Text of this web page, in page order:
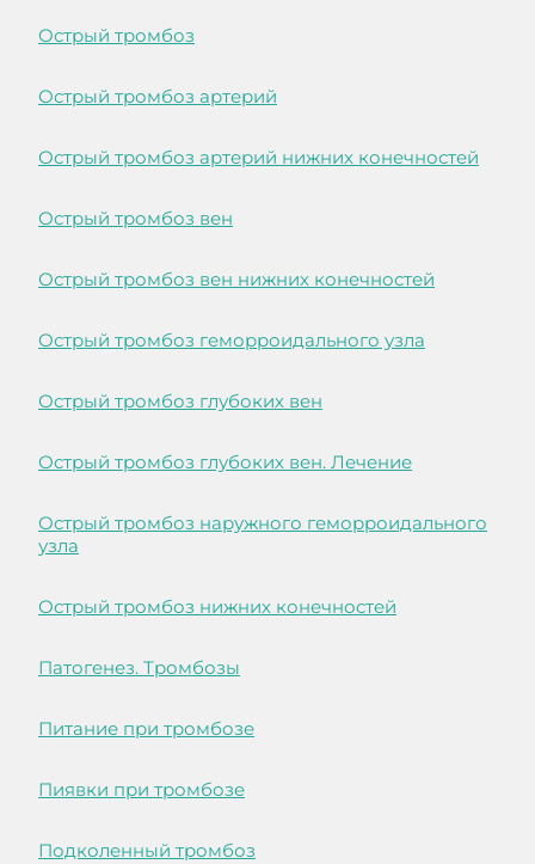
Острый тромбоз
Острый тромбоз артерий
Острый тромбоз артерий нижних конечностей
Острый тромбоз вен
Острый тромбоз вен нижних конечностей
Острый тромбоз геморроидального узла
Острый тромбоз глубоких вен
Острый тромбоз глубоких вен. Лечение
Острый тромбоз наружного геморроидального
узла
Острый тромбоз нижних конечностей
Патогенез. Тромбозы
Питание при тромбозе
Пиявки при тромбозе
Подколенный тромбоз